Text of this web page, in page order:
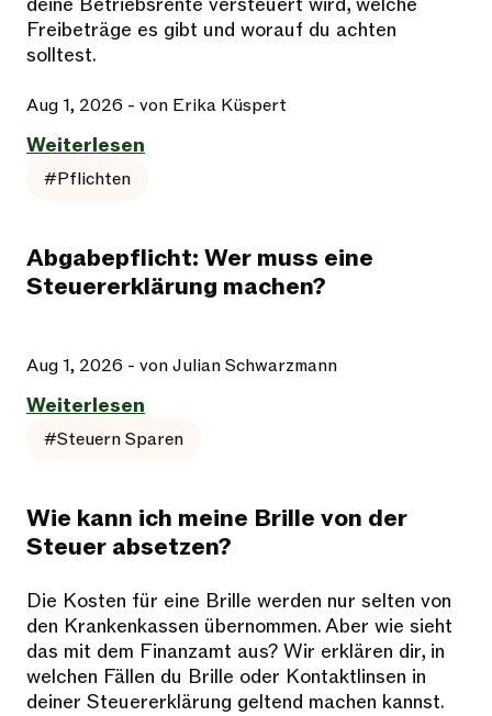
Freibeträge es gibt und worauf du achten
solltest.
Aug 1, 2026 - von Erika Küspert
Weiterlesen
#Pflichten
Abgabepflicht: Wer muss eine
Steuererklärung machen?
Aug 1, 2026 - von Julian Schwarzmann
Weiterlesen
#Steuern Sparen
Wie kann ich meine Brille von der
Steuer absetzen?
Die Kosten für eine Brille werden nur selten von
den Krankenkassen übernommen. Aber wie sieht
das mit dem Finanzamt aus? Wir erklären dir, in
welchen Fällen du Brille oder Kontaktlinsen in
deiner Steuererklärung geltend machen kannst.